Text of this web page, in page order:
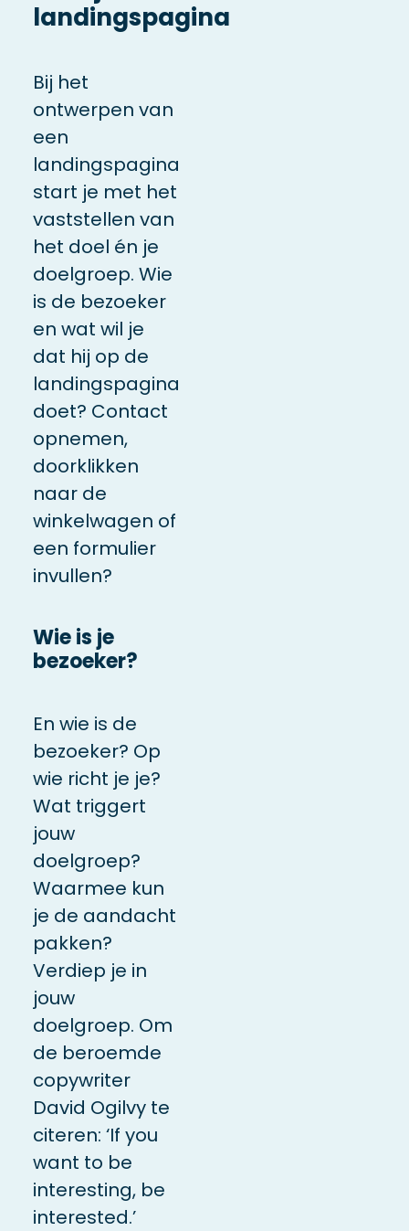
landingspagina
Bij het
ontwerpen van
een
landingspagina
start je met het
vaststellen van
het doel én je
doelgroep. Wie
is de bezoeker
en wat wil je
dat hij op de
landingspagina
doet? Contact
opnemen,
doorklikken
naar de
winkelwagen of
een formulier
invullen?
Wie is je
bezoeker?
En wie is de
bezoeker? Op
wie richt je je?
Wat triggert
jouw
doelgroep?
Waarmee kun
je de aandacht
pakken?
Verdiep je in
jouw
doelgroep. Om
de beroemde
copywriter
David Ogilvy te
citeren: ‘If you
want to be
interesting, be
interested.’